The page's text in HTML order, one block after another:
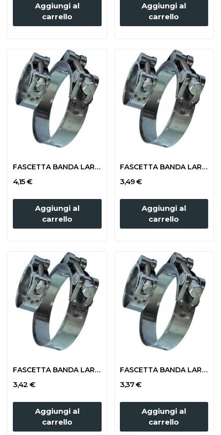
Aggiungi al
carrello
Aggiungi al
carrello
FASCETTA BANDA LARGA mm 131-139 (TUBO 120x135)
4,15 €
Aggiungi al
carrello
FASCETTA BANDA LARGA mm 122-130 (TUBO 100x124)
3,49 €
Aggiungi al
carrello
FASCETTA BANDA LARGA mm 113-121 (TUBO 100x116)
3,42 €
Aggiungi al
carrello
FASCETTA BANDA LARGA mm 104-112 (TUBO 100x110)
3,37 €
Aggiungi al
carrello